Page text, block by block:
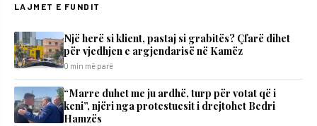
LAJMET E FUNDIT
Një herë si klient, pastaj si grabitës? Çfarë dihet
për vjedhjen e argjendarisë në Kamëz
0 min më parë
“Marre duhet me ju ardhë, turp për votat që i
keni”, njëri nga protestuesit i drejtohet Bedri
Hamzës